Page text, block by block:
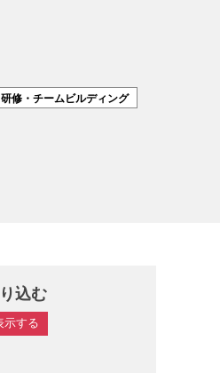
修・チームビルディング
込む
示する